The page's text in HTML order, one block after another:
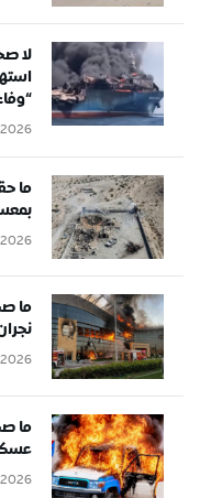
لا
ما
ما
ما